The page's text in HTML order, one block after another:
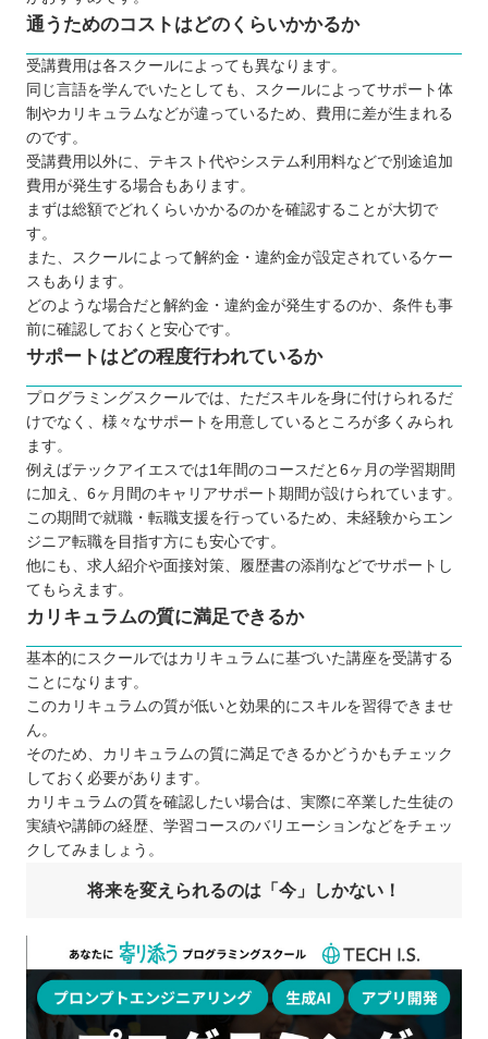
通うためのコストはどのくらいかかるか
受講費用は各スクールによっても異なります。
同じ言語を学んでいたとしても、スクールによってサポート体
制やカリキュラムなどが違っているため、費用に差が生まれる
のです。
受講費用以外に、テキスト代やシステム利用料などで別途追加
費用が発生する場合もあります。
まずは総額でどれくらいかかるのかを確認することが大切で
す。
また、スクールによって解約金・違約金が設定されているケー
スもあります。
どのような場合だと解約金・違約金が発生するのか、条件も事
前に確認しておくと安心です。
サポートはどの程度行われているか
プログラミングスクールでは、ただスキルを身に付けられるだ
けでなく、様々なサポートを用意しているところが多くみられ
ます。
例えばテックアイエスでは1年間のコースだと6ヶ月の学習期間
に加え、6ヶ月間のキャリアサポート期間が設けられています。
この期間で就職・転職支援を行っているため、未経験からエン
ジニア転職を目指す方にも安心です。
他にも、求人紹介や面接対策、履歴書の添削などでサポートし
てもらえます。
カリキュラムの質に満足できるか
基本的にスクールではカリキュラムに基づいた講座を受講する
ことになります。
このカリキュラムの質が低いと効果的にスキルを習得できませ
ん。
そのため、カリキュラムの質に満足できるかどうかもチェック
しておく必要があります。
カリキュラムの質を確認したい場合は、実際に卒業した生徒の
実績や講師の経歴、学習コースのバリエーションなどをチェッ
クしてみましょう。
将来を変えられるのは「今」しかない！